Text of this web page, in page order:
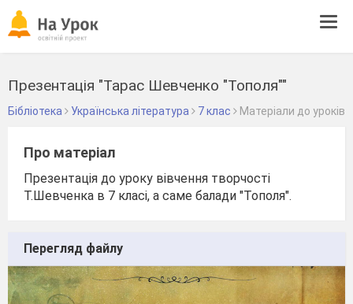
Презентація "Тарас Шевченко "Тополя""
Бібліотека Українська література 7 клас Матеріали до уроків
Про матеріал
Презентація до уроку вівчення творчості
Т.Шевченка в 7 класі, а саме балади "Тополя".
Перегляд файлу